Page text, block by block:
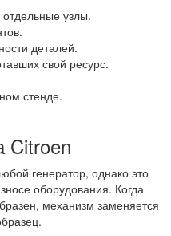
узлы.
деталей.
свой ресурс.
стенде.
Citroen
генератор, однако это
оборудования. Когда
механизм заменяется